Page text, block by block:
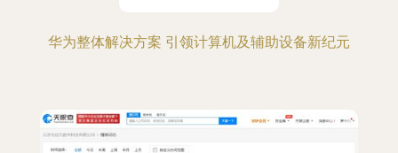
华为整体解决方案 引领计算机及辅助设备新纪元